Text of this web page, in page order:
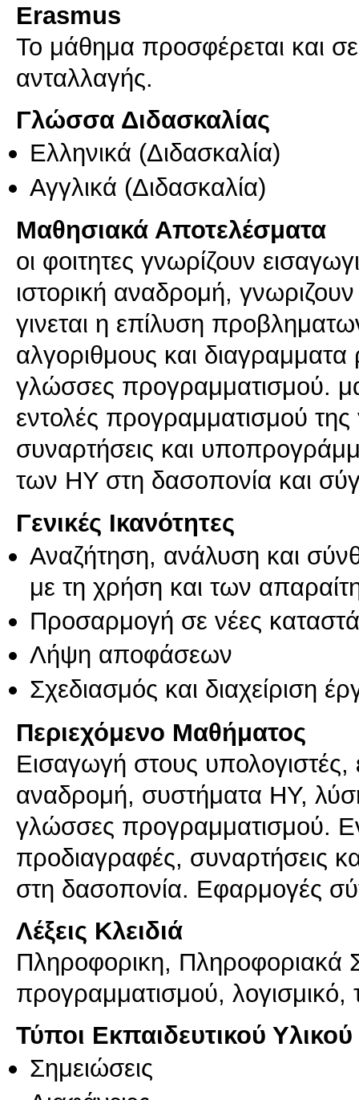
Erasmus
Το μάθημα προσφέρεται και
ανταλλαγής.
Γλώσσα Διδασκαλίας
Ελληνικά (Διδασκαλία)
Αγγλικά (Διδασκαλία)
Μαθησιακά Αποτελέσματα
οι φοιτητες γνωρίζουν
ιστορική αναδρομή,
γινεται η επίλυση
αλγοριθμους και διαγραμματα
γλώσσες προγραμματισμού.
εντολές προγραμματισμού
συναρτήσεις και
των ΗΥ στη δασοπονία και
Γενικές Ικανότητες
Αναζήτηση, ανάλυση και
με τη χρήση και των
Προσαρμογή σε νέες
Λήψη αποφάσεων
Σχεδιασμός και διαχείριση
Περιεχόμενο Μαθήματος
Εισαγωγή στους υπολογιστές,
αναδρομή, συστήματα ΗΥ,
γλώσσες προγραμματισμού.
προδιαγραφές, συναρτήσεις
στη δασοπονία. Εφαρμογές
Λέξεις Κλειδιά
Πληροφορικη, Πληροφοριακά
προγραμματισμού, λογισμικό,
Τύποι Εκπαιδευτικού Υλικού
Σημειώσεις